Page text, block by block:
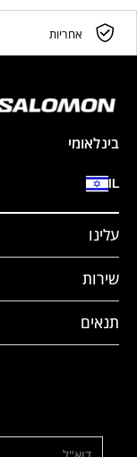
אחריות
בינלאומי
IL
עלינו
שירות
תנאים